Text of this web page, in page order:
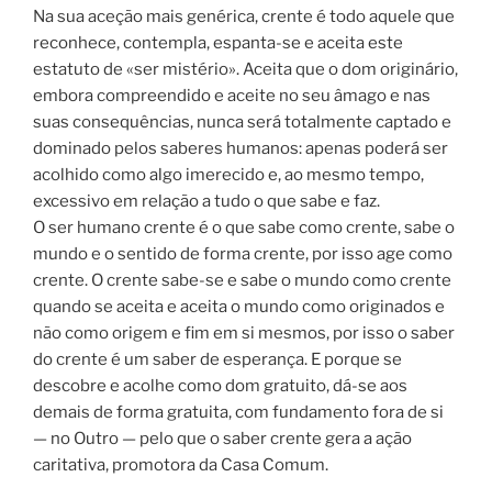
Na sua aceção mais genérica, crente é todo aquele que
reconhece, contempla, espanta-se e aceita este
estatuto de «ser mistério». Aceita que o dom originário,
embora compreendido e aceite no seu âmago e nas
suas consequências, nunca será totalmente captado e
dominado pelos saberes humanos: apenas poderá ser
acolhido como algo imerecido e, ao mesmo tempo,
excessivo em relação a tudo o que sabe e faz.
O ser humano crente é o que sabe como crente, sabe o
mundo e o sentido de forma crente, por isso age como
crente. O crente sabe-se e sabe o mundo como crente
quando se aceita e aceita o mundo como originados e
não como origem e fim em si mesmos, por isso o saber
do crente é um saber de esperança. E porque se
descobre e acolhe como dom gratuito, dá-se aos
demais de forma gratuita, com fundamento fora de si
— no Outro — pelo que o saber crente gera a ação
caritativa, promotora da Casa Comum.